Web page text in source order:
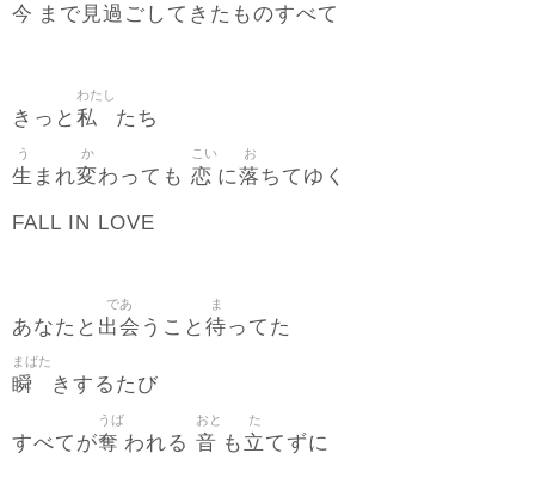
今 まで 見過 ごしてきたものすべて
きっと 私
わたし
たち
生
う
まれ変
か
わっても 恋
こい
に落
お
ちてゆく
FALL IN LOVE
あなたと 出会
であ
うこと 待
ま
ってた
瞬
まばた
きするたび
すべてが奪
うば
われる 音
おと
も 立
た
てずに